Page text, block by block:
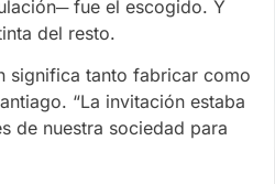
fue el escogido. Y
del resto.
significa tanto fabricar como
“La invitación estaba
de nuestra sociedad para